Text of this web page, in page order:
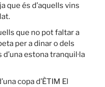
que és d’aquells vins
que no pot faltar a
per a dinar o dels
estona tranquil·la
copa d’ÈTIM El